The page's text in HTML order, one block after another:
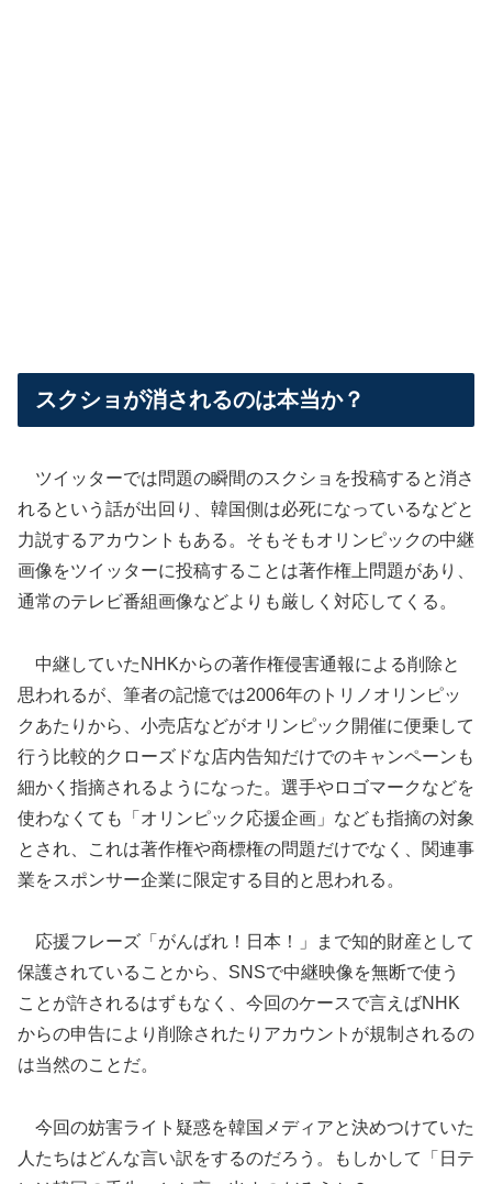
スクショが消されるのは本当か？
ツイッターでは問題の瞬間のスクショを投稿すると消さ
れるという話が出回り、韓国側は必死になっているなどと
力説するアカウントもある。そもそもオリンピックの中継
画像をツイッターに投稿することは著作権上問題があり、
通常のテレビ番組画像などよりも厳しく対応してくる。
中継していたNHKからの著作権侵害通報による削除と
思われるが、筆者の記憶では2006年のトリノオリンピッ
クあたりから、小売店などがオリンピック開催に便乗して
行う比較的クローズドな店内告知だけでのキャンペーンも
細かく指摘されるようになった。選手やロゴマークなどを
使わなくても「オリンピック応援企画」なども指摘の対象
とされ、これは著作権や商標権の問題だけでなく、関連事
業をスポンサー企業に限定する目的と思われる。
応援フレーズ「がんばれ！日本！」まで知的財産として
保護されていることから、SNSで中継映像を無断で使う
ことが許されるはずもなく、今回のケースで言えばNHK
からの申告により削除されたりアカウントが規制されるの
は当然のことだ。
今回の妨害ライト疑惑を韓国メディアと決めつけていた
人たちはどんな言い訳をするのだろう。もしかして「日テ